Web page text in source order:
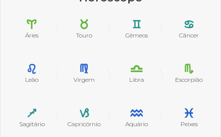
Áries Touro Gêmeos Câncer
Leão Virgem Libra Escorpião
Sagitário Capricórnio Aquário Peixes